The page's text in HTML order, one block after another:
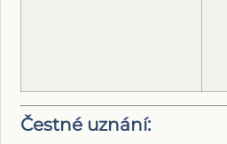
Čestné uznání: